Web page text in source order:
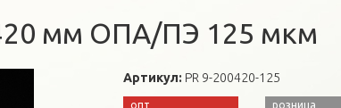
мм ОПА/ПЭ 125 мкм
Артикул: PR 9-200420-125